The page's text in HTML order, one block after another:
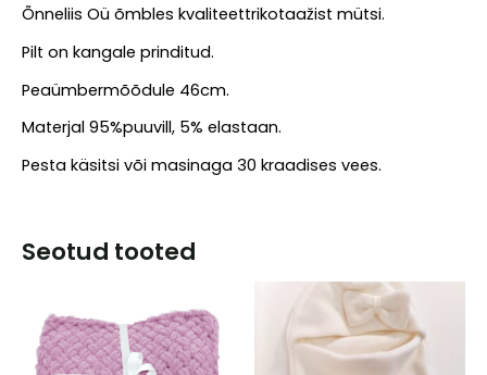
Õnneliis Oü õmbles kvaliteettrikotaažist mütsi.
Pilt on kangale prinditud.
Peaümbermõõdule 46cm.
Materjal 95%puuvill, 5% elastaan.
Pesta käsitsi või masinaga 30 kraadises vees.
Seotud tooted